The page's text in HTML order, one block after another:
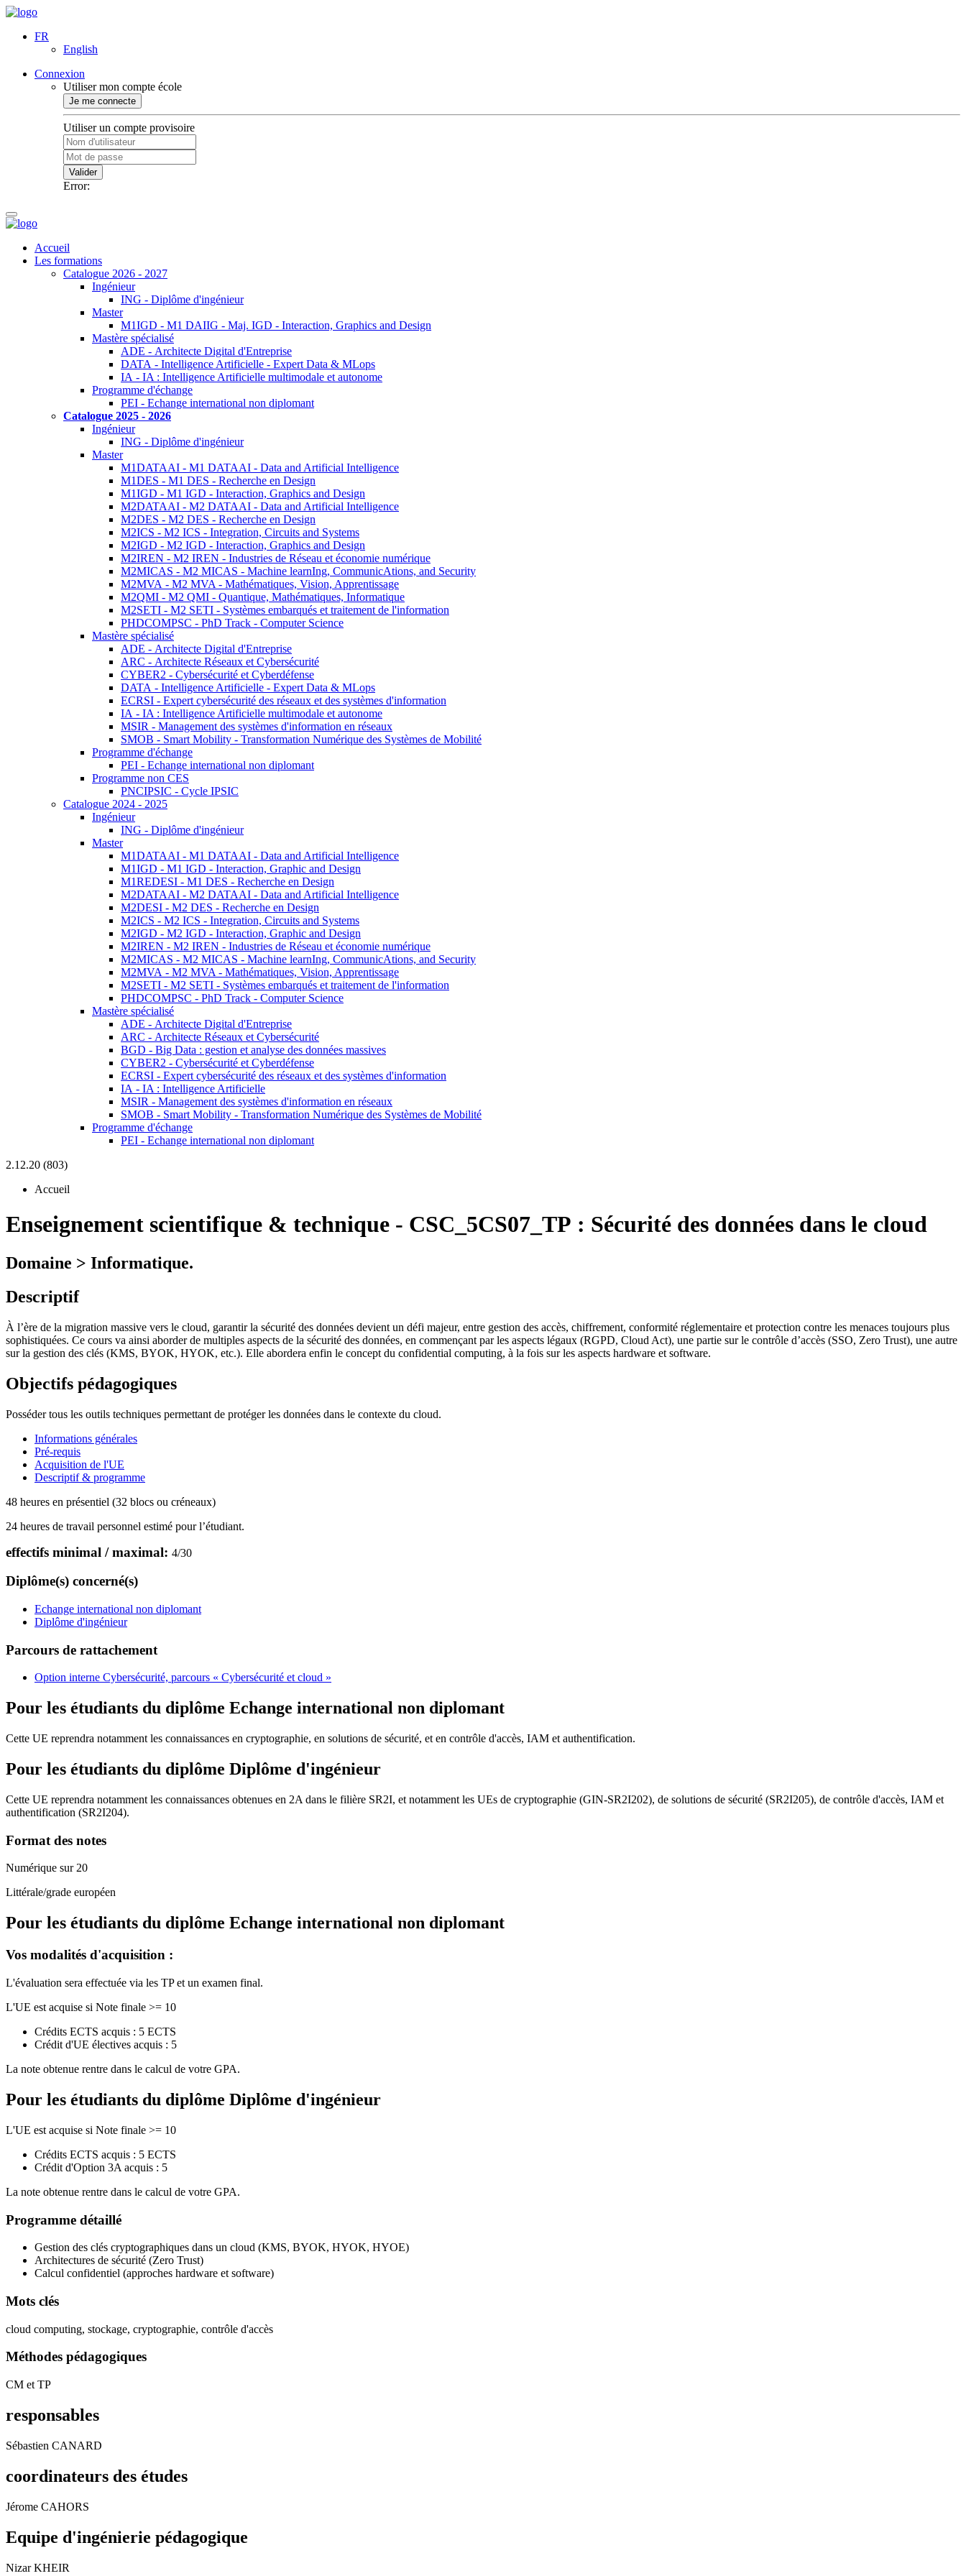
FR
English
Connexion
Utiliser mon compte école
Je me connecte
Utiliser un compte provisoire
Valider
Error:
Accueil
Les formations
Catalogue 2026 - 2027
Ingénieur
ING - Diplôme d'ingénieur
Master
M1IGD - M1 DAIIG - Maj. IGD - Interaction, Graphics and Design
Mastère spécialisé
ADE - Architecte Digital d'Entreprise
DATA - Intelligence Artificielle - Expert Data & MLops
IA - IA : Intelligence Artificielle multimodale et autonome
Programme d'échange
PEI - Echange international non diplomant
Catalogue 2025 - 2026
Ingénieur
ING - Diplôme d'ingénieur
Master
M1DATAAI - M1 DATAAI - Data and Artificial Intelligence
M1DES - M1 DES - Recherche en Design
M1IGD - M1 IGD - Interaction, Graphics and Design
M2DATAAI - M2 DATAAI - Data and Artificial Intelligence
M2DES - M2 DES - Recherche en Design
M2ICS - M2 ICS - Integration, Circuits and Systems
M2IGD - M2 IGD - Interaction, Graphics and Design
M2IREN - M2 IREN - Industries de Réseau et économie numérique
M2MICAS - M2 MICAS - Machine learnIng, CommunicAtions, and Security
M2MVA - M2 MVA - Mathématiques, Vision, Apprentissage
M2QMI - M2 QMI - Quantique, Mathématiques, Informatique
M2SETI - M2 SETI - Systèmes embarqués et traitement de l'information
PHDCOMPSC - PhD Track - Computer Science
Mastère spécialisé
ADE - Architecte Digital d'Entreprise
ARC - Architecte Réseaux et Cybersécurité
CYBER2 - Cybersécurité et Cyberdéfense
DATA - Intelligence Artificielle - Expert Data & MLops
ECRSI - Expert cybersécurité des réseaux et des systèmes d'information
IA - IA : Intelligence Artificielle multimodale et autonome
MSIR - Management des systèmes d'information en réseaux
SMOB - Smart Mobility - Transformation Numérique des Systèmes de Mobilité
Programme d'échange
PEI - Echange international non diplomant
Programme non CES
PNCIPSIC - Cycle IPSIC
Catalogue 2024 - 2025
Ingénieur
ING - Diplôme d'ingénieur
Master
M1DATAAI - M1 DATAAI - Data and Artificial Intelligence
M1IGD - M1 IGD - Interaction, Graphic and Design
M1REDESI - M1 DES - Recherche en Design
M2DATAAI - M2 DATAAI - Data and Artificial Intelligence
M2DESI - M2 DES - Recherche en Design
M2ICS - M2 ICS - Integration, Circuits and Systems
M2IGD - M2 IGD - Interaction, Graphic and Design
M2IREN - M2 IREN - Industries de Réseau et économie numérique
M2MICAS - M2 MICAS - Machine learnIng, CommunicAtions, and Security
M2MVA - M2 MVA - Mathématiques, Vision, Apprentissage
M2SETI - M2 SETI - Systèmes embarqués et traitement de l'information
PHDCOMPSC - PhD Track - Computer Science
Mastère spécialisé
ADE - Architecte Digital d'Entreprise
ARC - Architecte Réseaux et Cybersécurité
BGD - Big Data : gestion et analyse des données massives
CYBER2 - Cybersécurité et Cyberdéfense
ECRSI - Expert cybersécurité des réseaux et des systèmes d'information
IA - IA : Intelligence Artificielle
MSIR - Management des systèmes d'information en réseaux
SMOB - Smart Mobility - Transformation Numérique des Systèmes de Mobilité
Programme d'échange
PEI - Echange international non diplomant
2.12.20 (803)
Accueil
Enseignement scientifique & technique - CSC_5CS07_TP : Sécurité des données dans le cloud
Domaine > Informatique.
Descriptif
À l’ère de la migration massive vers le cloud, garantir la sécurité des données devient un défi majeur, entre gestion des accès, chiffrement, conformité réglementaire et protection contre les menaces toujours plus
sophistiquées. Ce cours va ainsi aborder de multiples aspects de la sécurité des données, en commençant par les aspects légaux (RGPD, Cloud Act), une partie sur le contrôle d’accès (SSO, Zero Trust), une autre
sur la gestion des clés (KMS, BYOK, HYOK, etc.). Elle abordera enfin le concept du confidential computing, à la fois sur les aspects hardware et software.
Objectifs pédagogiques
Posséder tous les outils techniques permettant de protéger les données dans le contexte du cloud.
Informations générales
Pré-requis
Acquisition de l'UE
Descriptif & programme
48 heures en présentiel (32 blocs ou créneaux)
24 heures de travail personnel estimé pour l’étudiant.
effectifs minimal / maximal: 4/30
Diplôme(s) concerné(s)
Echange international non diplomant
Diplôme d'ingénieur
Parcours de rattachement
Option interne Cybersécurité, parcours « Cybersécurité et cloud »
Pour les étudiants du diplôme Echange international non diplomant
Cette UE reprendra notamment les connaissances en cryptographie, en solutions de sécurité, et en contrôle d'accès, IAM et authentification.
Pour les étudiants du diplôme Diplôme d'ingénieur
Cette UE reprendra notamment les connaissances obtenues en 2A dans le filière SR2I, et notamment les UEs de cryptographie (GIN-SR2I202), de solutions de sécurité (SR2I205), de contrôle d'accès, IAM et
authentification (SR2I204).
Format des notes
Numérique sur 20
Littérale/grade européen
Pour les étudiants du diplôme Echange international non diplomant
Vos modalités d'acquisition :
L'évaluation sera effectuée via les TP et un examen final.
L'UE est acquise si Note finale >= 10
Crédits ECTS acquis : 5 ECTS
Crédit d'UE électives acquis : 5
La note obtenue rentre dans le calcul de votre GPA.
Pour les étudiants du diplôme Diplôme d'ingénieur
L'UE est acquise si Note finale >= 10
Crédits ECTS acquis : 5 ECTS
Crédit d'Option 3A acquis : 5
La note obtenue rentre dans le calcul de votre GPA.
Programme détaillé
Gestion des clés cryptographiques dans un cloud (KMS, BYOK, HYOK, HYOE)
Architectures de sécurité (Zero Trust)
Calcul confidentiel (approches hardware et software)
Mots clés
cloud computing, stockage, cryptographie, contrôle d'accès
Méthodes pédagogiques
CM et TP
responsables
Sébastien CANARD
coordinateurs des études
Jérome CAHORS
Equipe d'ingénierie pédagogique
Nizar KHEIR